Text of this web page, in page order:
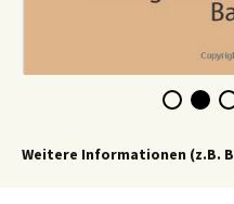
Weitere Informationen (z.B.